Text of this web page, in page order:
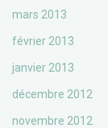
mars 2013
février 2013
janvier 2013
décembre 2012
novembre 2012